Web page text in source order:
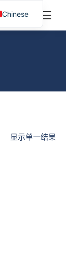
显示单一结果
Chinese